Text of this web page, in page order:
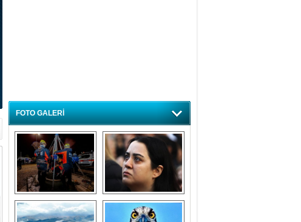
FOTO GALERİ
Bursa'da deprem
tatbikatı gerçeğini
aratmadı
Özlem ve minnetle
anıyoruz